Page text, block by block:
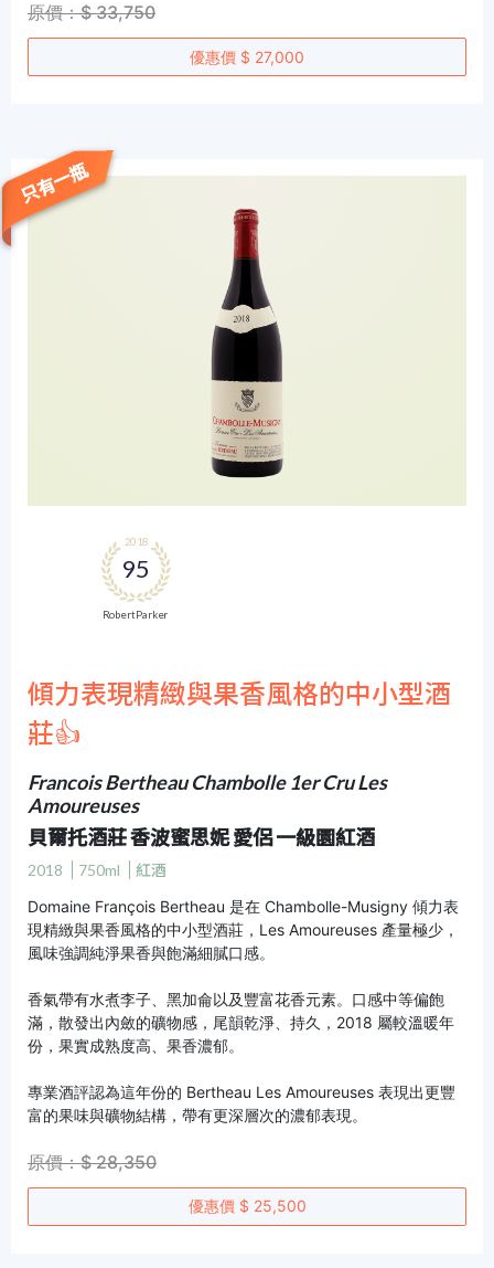
原價：$ 33,750
優惠價 $ 27,000
只有一瓶
2018
95
Robert Parker
傾力表現精緻與果香風格的中小型酒
莊👍
Francois Bertheau Chambolle 1er Cru Les
Amoureuses
貝爾托酒莊 香波蜜思妮 愛侶 一級園紅酒
2018 750ml
紅酒
Domaine François Bertheau 是在 Chambolle-Musigny 傾力表
現精緻與果香風格的中小型酒莊，Les Amoureuses 產量極少，
風味強調純淨果香與飽滿細膩口感。
香氣帶有水煮李子、黑加侖以及豐富花香元素。口感中等偏飽
滿，散發出內斂的礦物感，尾韻乾淨、持久，2018 屬較溫暖年
份，果實成熟度高、果香濃郁。
專業酒評認為這年份的 Bertheau Les Amoureuses 表現出更豐
富的果味與礦物結構，帶有更深層次的濃郁表現。
原價：$ 28,350
優惠價 $ 25,500